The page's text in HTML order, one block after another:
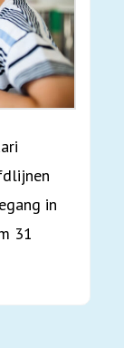
in
31